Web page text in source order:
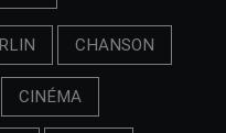
CHANSON
CINÉMA